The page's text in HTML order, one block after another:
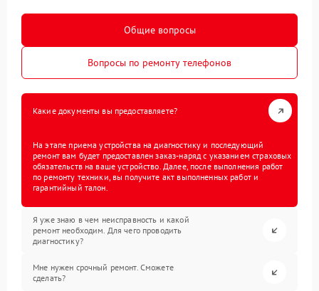
Общие вопросы
Вопросы по ремонту телефонов
Какие документы вы предоставляете?
На этапе приема устройства на диагностику и последующий
ремонт вам будет предоставлен заказ-наряд с указанием страховых
обязательств на ваше устройство. Далее, после выполнения работ
по ремонту техники, вы получите акт выполненных работ и
гарантийный талон.
Я уже знаю в чем неисправность и какой
ремонт необходим. Для чего проводить
диагностику?
Мне нужен срочный ремонт. Сможете
сделать?